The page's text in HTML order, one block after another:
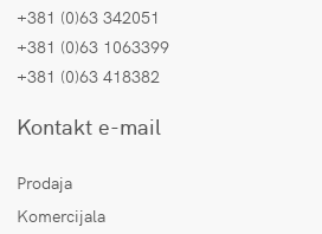
+381 (0)63 342051
+381 (0)63 1063399
+381 (0)63 418382
Kontakt e-mail
Prodaja
Komercijala